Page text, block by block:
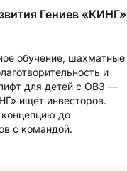
Гениев «КИНГ»
обучение, шахматные
и
для детей с ОВЗ —
ищет инвесторов.
концепцию до
с командой.